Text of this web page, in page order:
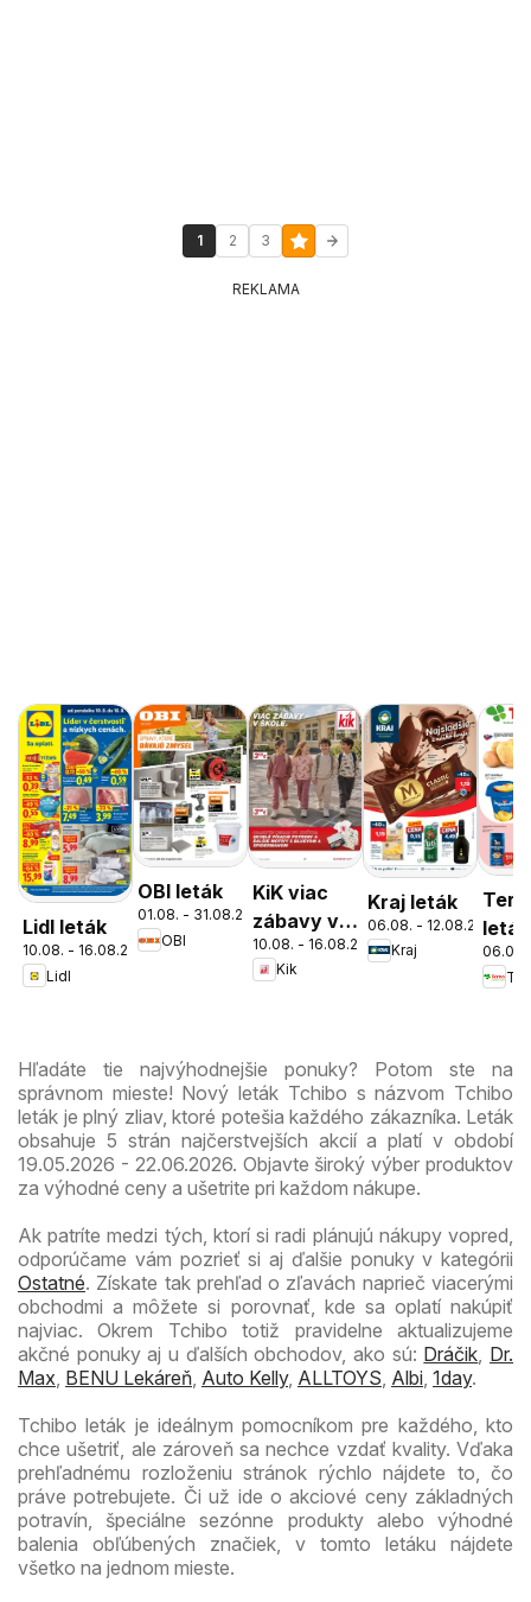
1 2 3
REKLAMA
Lidl leták
10.08. - 16.08.2026
Lidl
OBI leták
01.08. - 31.08.2026
OBI
KiK viac
zábavy v
škole
10.08. - 16.08.2026
Kik
Kraj leták
06.08. - 12.08.2026
Kraj
leták
06.08.
Hľadáte tie najvýhodnejšie ponuky? Potom ste na
správnom mieste! Nový leták Tchibo s názvom Tchibo
leták je plný zliav, ktoré potešia každého zákazníka. Leták
obsahuje 5 strán najčerstvejších akcií a platí v období
19.05.2026 - 22.06.2026. Objavte široký výber produktov
za výhodné ceny a ušetrite pri každom nákupe.
Ak patríte medzi tých, ktorí si radi plánujú nákupy vopred,
odporúčame vám pozrieť si aj ďalšie ponuky v kategórii
Ostatné. Získate tak prehľad o zľavách naprieč viacerými
obchodmi a môžete si porovnať, kde sa oplatí nakúpiť
najviac. Okrem Tchibo totiž pravidelne aktualizujeme
akčné ponuky aj u ďalších obchodov, ako sú: Dráčik, Dr.
Max, BENU Lekáreň, Auto Kelly, ALLTOYS, Albi, 1day.
Tchibo leták je ideálnym pomocníkom pre každého, kto
chce ušetriť, ale zároveň sa nechce vzdať kvality. Vďaka
prehľadnému rozloženiu stránok rýchlo nájdete to, čo
práve potrebujete. Či už ide o akciové ceny základných
potravín, špeciálne sezónne produkty alebo výhodné
balenia obľúbených značiek, v tomto letáku nájdete
všetko na jednom mieste.